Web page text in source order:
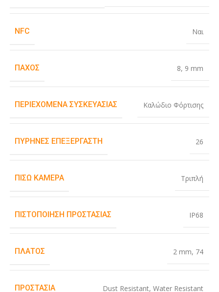
NFC Ναι
ΠΆΧΟΣ 8, 9 mm
ΠΕΡΙΕΧΌΜΕΝΑ ΣΥΣΚΕΥΑΣΊΑΣ Καλώδιο Φόρτισης
ΠΥΡΉΝΕΣ ΕΠΕΞΕΡΓΑΣΤΉ 26
ΠΊΣΩ ΚΆΜΕΡΑ Τριπλή
ΠΙΣΤΟΠΟΊΗΣΗ ΠΡΟΣΤΑΣΊΑΣ IP68
ΠΛΆΤΟΣ 2 mm, 74
ΠΡΟΣΤΑΣΊΑ Dust Resistant, Water Resistant